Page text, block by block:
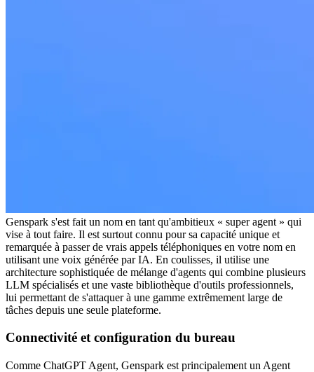
Genspark s'est fait un nom en tant qu'ambitieux « super agent » qui
vise à tout faire. Il est surtout connu pour sa capacité unique et
remarquée à passer de vrais appels téléphoniques en votre nom en
utilisant une voix générée par IA. En coulisses, il utilise une
architecture sophistiquée de mélange d'agents qui combine plusieurs
LLM spécialisés et une vaste bibliothèque d'outils professionnels,
lui permettant de s'attaquer à une gamme extrêmement large de
tâches depuis une seule plateforme.
Connectivité et configuration du bureau
Comme ChatGPT Agent, Genspark est principalement un Agent